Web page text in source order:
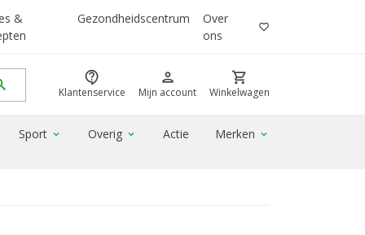
&
Gezondheidscentrum
Over
ons
favorite_border
contact_support
Klantenservice
person
Mijn account
shopping_cart
Winkelwagen
Sport expand_more Overig expand_more Actie Merken expand_more